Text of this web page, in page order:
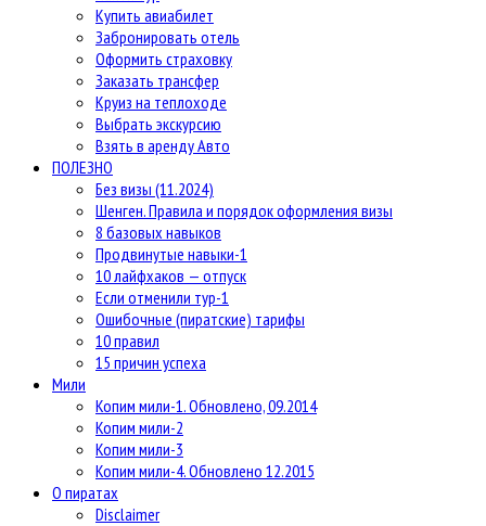
Купить авиабилет
Забронировать отель
Оформить страховку
Заказать трансфер
Круиз на теплоходе
Выбрать экскурсию
Взять в аренду Авто
ПОЛЕЗНО
Без визы (11.2024)
Шенген. Правила и порядок оформления визы
8 базовых навыков
Продвинутые навыки-1
10 лайфхаков — отпуск
Если отменили тур-1
Ошибочные (пиратские) тарифы
10 правил
15 причин успеха
Мили
Копим мили-1. Обновлено, 09.2014
Копим мили-2
Копим мили-3
Копим мили-4. Обновлено 12.2015
О пиратах
Disclaimer